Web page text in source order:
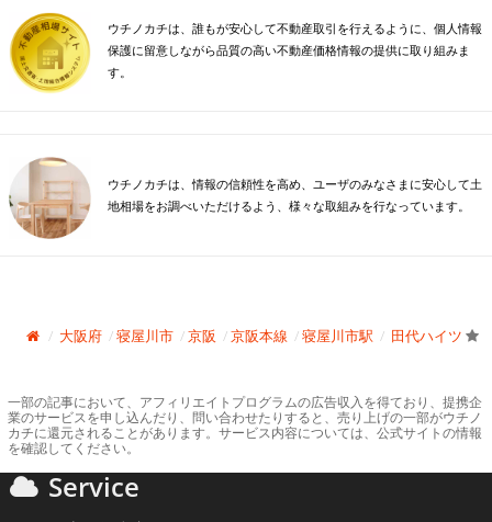
ウチノカチは、誰もが安心して不動産取引を行えるように、個人情報
保護に留意しながら品質の高い不動産価格情報の提供に取り組みま
す。
ウチノカチは、情報の信頼性を高め、ユーザのみなさまに安心して土
地相場をお調べいただけるよう、様々な取組みを行なっています。
大阪府 寝屋川市 京阪 京阪本線 寝屋川市駅 田代ハイツ
一部の記事において、アフィリエイトプログラムの広告収入を得ており、提携企
業のサービスを申し込んだり、問い合わせたりすると、売り上げの一部がウチノ
カチに還元されることがあります。サービス内容については、公式サイトの情報
を確認してください。
Service